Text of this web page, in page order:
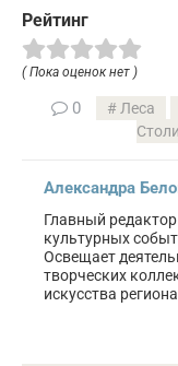
Рейтинг
( Пока оценок нет )
0 Леса
Александра
Главный
культурных
Освещает
творческих
искусства